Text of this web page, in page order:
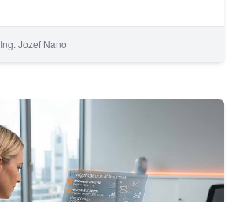
Ing. Jozef Nano